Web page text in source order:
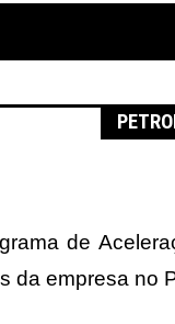
no PAC 2023
de
da empresa no